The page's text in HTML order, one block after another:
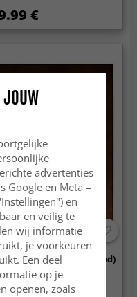
€
- Bovera (bruin/rood)
advertenties
Googleen Meta –
en
en veilig te
wij informatie
je voorkeuren
Een deel
op je
openen, zoals